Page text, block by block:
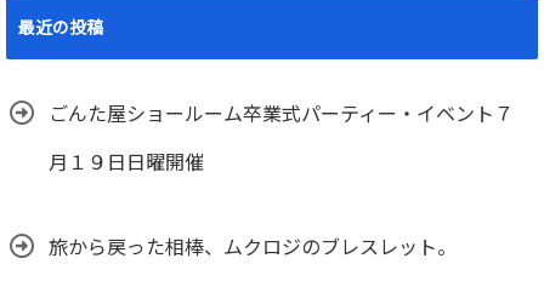
最近の投稿
ごんた屋ショールーム卒業式パーティー・イベント７
月１９日日曜開催
旅から戻った相棒、ムクロジのブレスレット。